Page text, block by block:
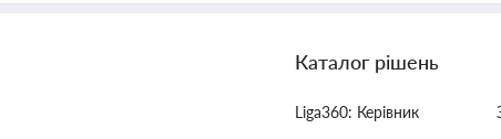
Каталог рішень
Liga360: Керівник